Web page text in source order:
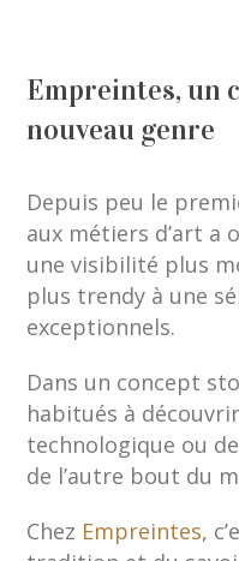
Empreintes, un
nouveau genre
Depuis peu le
aux métiers d’art a
une visibilité plus
plus trendy à une
exceptionnels.
Dans un concept
habitués à
technologique ou
de l’autre bout du
Chez Empreintes,